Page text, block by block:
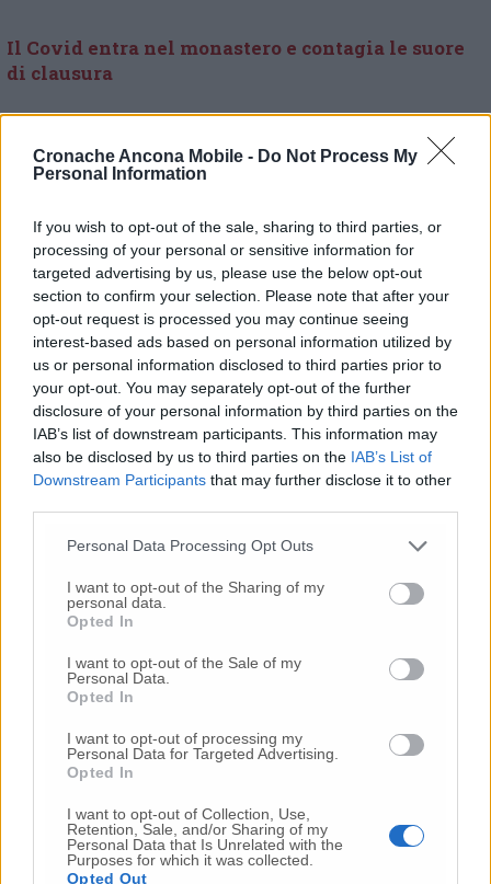
Cronache Ancona Mobile - Do Not Process My
Personal Information
If you wish to opt-out of the sale, sharing to third parties, or
processing of your personal or sensitive information for
targeted advertising by us, please use the below opt-out
section to confirm your selection. Please note that after your
opt-out request is processed you may continue seeing
interest-based ads based on personal information utilized by
us or personal information disclosed to third parties prior to
your opt-out. You may separately opt-out of the further
disclosure of your personal information by third parties on the
IAB’s list of downstream participants. This information may
also be disclosed by us to third parties on the IAB’s List of
Downstream Participants that may further disclose it to other
Personal Data Processing Opt Outs
I want to opt-out of the Sharing of my
personal data.
Opted In
I want to opt-out of the Sale of my
Personal Data.
Opted In
I want to opt-out of processing my
Personal Data for Targeted Advertising.
Opted In
I want to opt-out of Collection, Use,
Retention, Sale, and/or Sharing of my
Personal Data that Is Unrelated with the
Purposes for which it was collected.
Opted Out
Il Covid entra nel monastero e contagia le suore
di clausura
© RIPRODUZIONE RISERVATA
Vai alla home
Commenti
Nessun commento presente
Commenta
Gli articoli più letti
orrore all’asilo, arrestate due educatrici
-Luigia Fortunato,
-Femminicidio a Loreto. Donna uccisa a
coltellate.Fermato il compagno: “L’ho ammazzata”
(Foto-Video)